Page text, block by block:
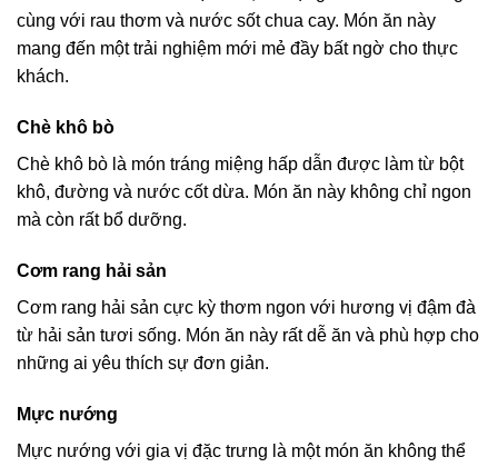
cùng với rau thơm và nước sốt chua cay. Món ăn này
mang đến một trải nghiệm mới mẻ đầy bất ngờ cho thực
khách.
Chè khô bò
Chè khô bò là món tráng miệng hấp dẫn được làm từ bột
khô, đường và nước cốt dừa. Món ăn này không chỉ ngon
mà còn rất bổ dưỡng.
Cơm rang hải sản
Cơm rang hải sản cực kỳ thơm ngon với hương vị đậm đà
từ hải sản tươi sống. Món ăn này rất dễ ăn và phù hợp cho
những ai yêu thích sự đơn giản.
Mực nướng
Mực nướng với gia vị đặc trưng là một món ăn không thể